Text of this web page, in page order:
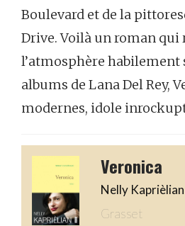
Boulevard et de la
Drive. Voilà un roman qui
l’atmosphère habilement
albums de Lana Del Rey,
modernes, idole
Veronica
Nelly Kaprièlian
Grasset